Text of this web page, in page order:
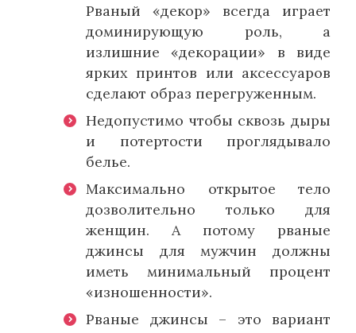
Рваный «декор» всегда играет
доминирующую роль, а
излишние «декорации» в виде
ярких принтов или аксессуаров
сделают образ перегруженным.
Недопустимо чтобы сквозь дыры
и потертости проглядывало
белье.
Максимально открытое тело
дозволительно только для
женщин. А потому рваные
джинсы для мужчин должны
иметь минимальный процент
«изношенности».
Рваные джинсы – это вариант